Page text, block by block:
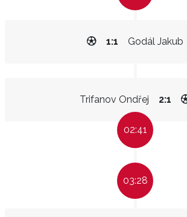
Godál Jakub
1:1
Trifanov Ondřej 2:1
02:41
03:28